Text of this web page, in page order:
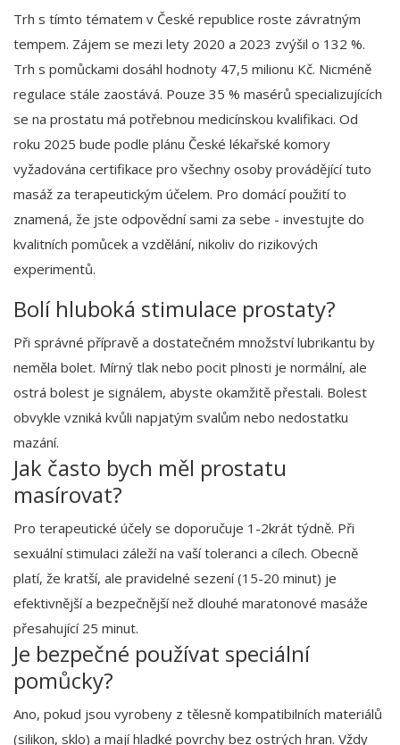
Trh s tímto tématem v České republice roste závratným
tempem. Zájem se mezi lety 2020 a 2023 zvýšil o 132 %.
Trh s pomůckami dosáhl hodnoty 47,5 milionu Kč. Nicméně
regulace stále zaostává. Pouze 35 % masérů specializujících
se na prostatu má potřebnou medicínskou kvalifikaci. Od
roku 2025 bude podle plánu České lékařské komory
vyžadována certifikace pro všechny osoby provádějící tuto
masáž za terapeutickým účelem. Pro domácí použití to
znamená, že jste odpovědní sami za sebe - investujte do
kvalitních pomůcek a vzdělání, nikoliv do rizikových
experimentů.
Bolí hluboká stimulace prostaty?
Při správné přípravě a dostatečném množství lubrikantu by
neměla bolet. Mírný tlak nebo pocit plnosti je normální, ale
ostrá bolest je signálem, abyste okamžitě přestali. Bolest
obvykle vzniká kvůli napjatým svalům nebo nedostatku
mazání.
Jak často bych měl prostatu
masírovat?
Pro terapeutické účely se doporučuje 1-2krát týdně. Při
sexuální stimulaci záleží na vaší toleranci a cílech. Obecně
platí, že kratší, ale pravidelné sezení (15-20 minut) je
efektivnější a bezpečnější než dlouhé maratonové masáže
přesahující 25 minut.
Je bezpečné používat speciální
pomůcky?
Ano, pokud jsou vyrobeny z tělesně kompatibilních materiálů
(silikon, sklo) a mají hladké povrchy bez ostrých hran. Vždy